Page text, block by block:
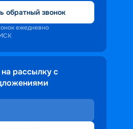
обратный звонок
ежедневно
рассылку с